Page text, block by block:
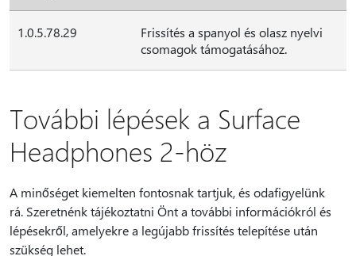
1.0.5.78.29
Frissítés a spanyol és olasz nyelvi
csomagok támogatásához.
További lépések a Surface
Headphones 2-höz
A minőséget kiemelten fontosnak tartjuk, és odafigyelünk
rá. Szeretnénk tájékoztatni Önt a további információkról és
lépésekről, amelyekre a legújabb frissítés telepítése után
szükség lehet.